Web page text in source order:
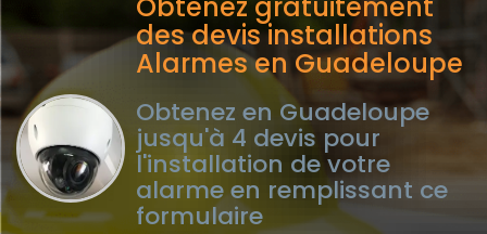
des devis installations
Alarmes en Guadeloupe
Obtenez en Guadeloupe
jusqu'à 4 devis pour
l'installation de votre
alarme en remplissant ce
formulaire